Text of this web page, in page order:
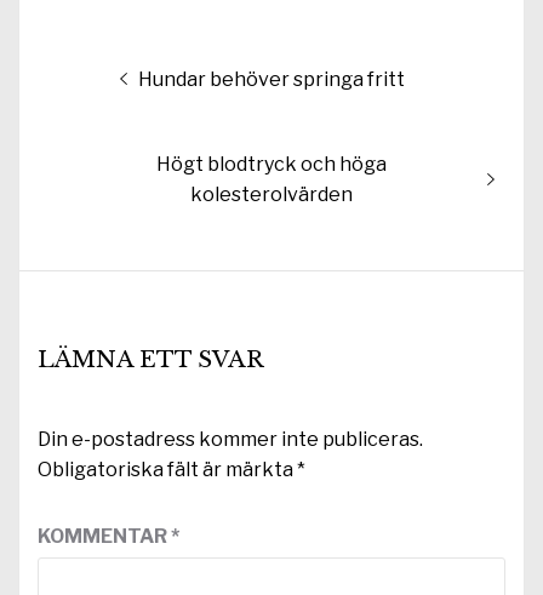
Inläggsnavigering
Föregående
Hundar behöver springa fritt
Nästa
inlägg:
Högt blodtryck och höga
kolesterolvärden
LÄMNA ETT SVAR
Din e-postadress kommer inte publiceras.
Obligatoriska fält är märkta*
KOMMENTAR*